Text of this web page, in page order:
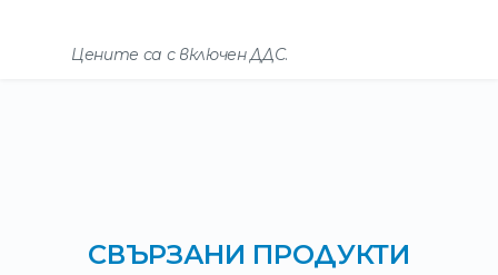
Цените са с включен ДДС.
СВЪРЗАНИ ПРОДУКТИ